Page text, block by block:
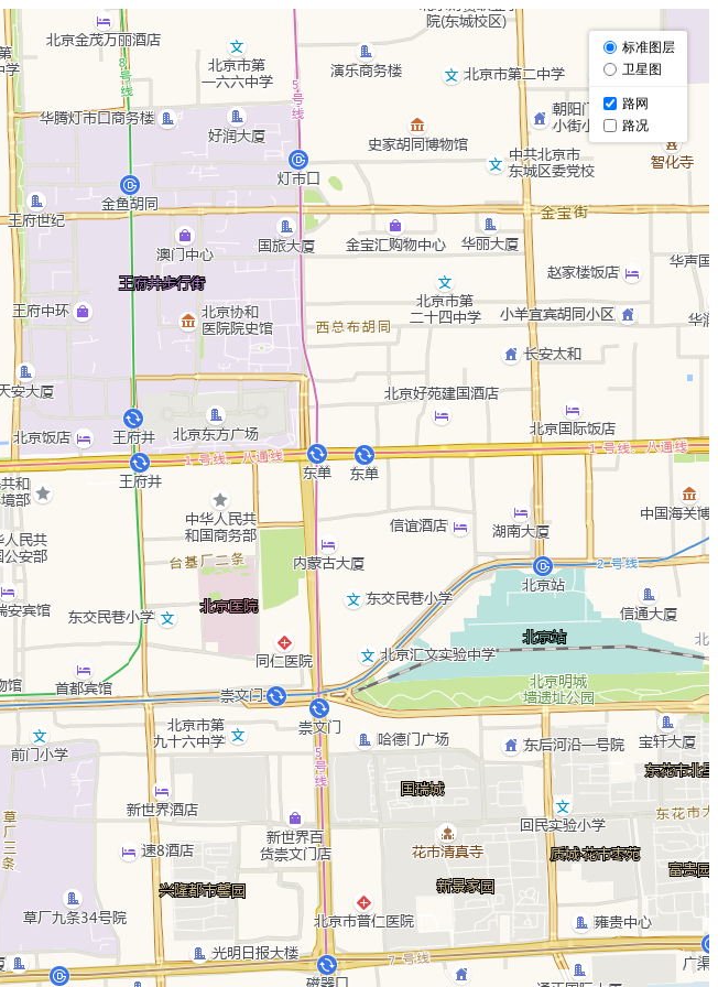
标准图层
卫星图
路网
路况